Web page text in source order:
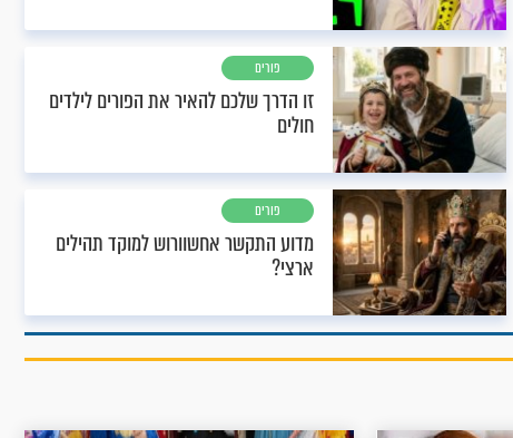
פורים
זו הדרך שלכם להאיר את הפורים לילדים
חולים
פורים
מדוע התקשר אחשוורוש למוקד תהילים
ארצי?